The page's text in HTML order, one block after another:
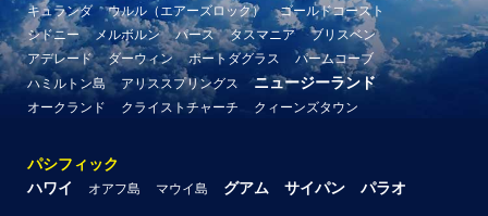
キュランダ
ウルル（エアーズロック）
ゴールドコースト
シドニー
メルボルン パース タスマニア
ブリスベン
アデレード
ダーウィン ポートダグラス
パームコーブ
ハミルトン島
アリススプリングス ニュージーランド
オークランド クライストチャーチ クィーンズタウン
パシフィック
ハワイ
オアフ島 マウイ島 グアム サイパン パラオ